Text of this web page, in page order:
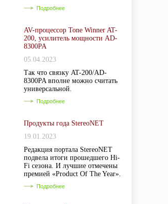
Подробнее
AV-процессор Tone Winner AT-
200, усилитель мощности AD-
8300PA
05.04.2023
Так что связку AT-200/AD-
8300PA вполне можно считать
универсальной.
Подробнее
Продукты года StereoNET
19.01.2023
Редакция портала StereoNET
подвела итоги прошедшего Hi-
Fi сезона. И лучшие отмечены
премией «Product Of The Year».
Подробнее